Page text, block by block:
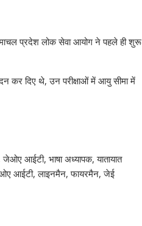
प्रदेश लोक सेवा आयोग ने पहले ही शुरू
कर दिए थे, उन परीक्षाओं में आयु सीमा में
आईटी, भाषा अध्यापक, यातायात
आईटी, लाइनमैन, फायरमैन, जेई